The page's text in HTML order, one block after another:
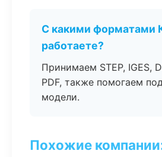
С какими форматами
работаете?
Принимаем STEP, IGES,
PDF, также помогаем
модели.
Похожие